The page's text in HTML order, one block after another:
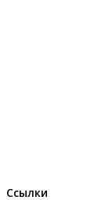
Ссылки